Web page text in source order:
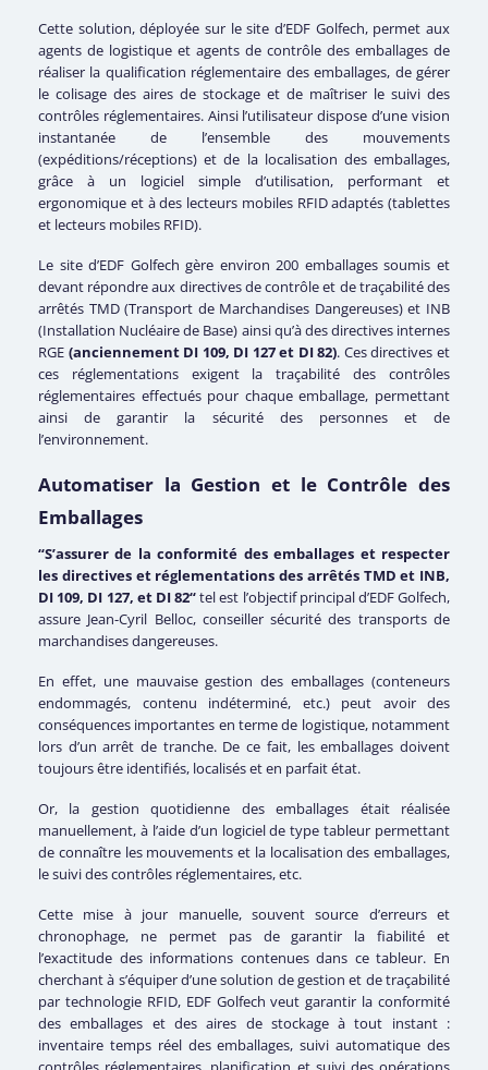
Cette solution, déployée sur le site d’EDF Golfech, permet aux
agents de logistique et agents de contrôle des emballages de
réaliser la qualification réglementaire des emballages, de gérer
le colisage des aires de stockage et de maîtriser le suivi des
contrôles réglementaires. Ainsi l’utilisateur dispose d’une vision
instantanée de l’ensemble des mouvements
(expéditions/réceptions) et de la localisation des emballages,
grâce à un logiciel simple d’utilisation, performant et
ergonomique et à des lecteurs mobiles RFID adaptés (tablettes
et lecteurs mobiles RFID).
Le site d’EDF Golfech gère environ 200 emballages soumis et
devant répondre aux directives de contrôle et de traçabilité des
arrêtés TMD (Transport de Marchandises Dangereuses) et INB
(Installation Nucléaire de Base) ainsi qu’à des directives internes
RGE (anciennement DI 109, DI 127 et DI 82). Ces directives et
ces réglementations exigent la traçabilité des contrôles
réglementaires effectués pour chaque emballage, permettant
ainsi de garantir la sécurité des personnes et de
l’environnement.
Automatiser la Gestion et le Contrôle des
Emballages
“S’assurer de la conformité des emballages et respecter
les directives et réglementations des arrêtés TMD et INB,
DI 109, DI 127, et DI 82“tel est l’objectif principal d’EDF Golfech,
assure Jean-Cyril Belloc, conseiller sécurité des transports de
marchandises dangereuses.
En effet, une mauvaise gestion des emballages (conteneurs
endommagés, contenu indéterminé, etc.) peut avoir des
conséquences importantes en terme de logistique, notamment
lors d’un arrêt de tranche. De ce fait, les emballages doivent
toujours être identifiés, localisés et en parfait état.
Or, la gestion quotidienne des emballages était réalisée
manuellement, à l’aide d’un logiciel de type tableur permettant
de connaître les mouvements et la localisation des emballages,
le suivi des contrôles réglementaires, etc.
Cette mise à jour manuelle, souvent source d’erreurs et
chronophage, ne permet pas de garantir la fiabilité et
l’exactitude des informations contenues dans ce tableur. En
cherchant à s’équiper d’une solution de gestion et de traçabilité
par technologie RFID, EDF Golfech veut garantir la conformité
des emballages et des aires de stockage à tout instant :
inventaire temps réel des emballages, suivi automatique des